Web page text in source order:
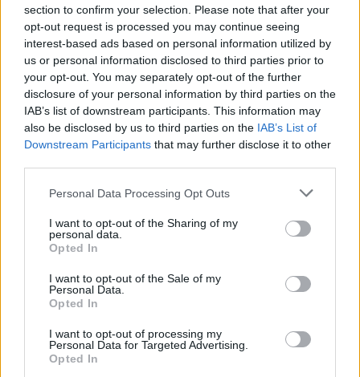
section to confirm your selection. Please note that after your
opt-out request is processed you may continue seeing
interest-based ads based on personal information utilized by
us or personal information disclosed to third parties prior to
your opt-out. You may separately opt-out of the further
disclosure of your personal information by third parties on the
IAB’s list of downstream participants. This information may
also be disclosed by us to third parties on the IAB’s List of
Downstream Participants that may further disclose it to other
Please note that this website/app uses one or more Google
not limited to your visit or usage behaviour. You may click to
grant or deny consent to Google and its third-party tags to
use your data for below specified purposes in below Google
consent section.
Personal Data Processing Opt Outs
I want to opt-out of the Sharing of my
personal data.
Opted In
I want to opt-out of the Sale of my
Personal Data.
Opted In
I want to opt-out of processing my
Personal Data for Targeted Advertising.
Opted In
Ο Κασσελάκης πήγε για κούρεμα στην Ερμού – Δείτε
φωτογραφίες
Ο πρόεδρος του ΣΥΡΙΖΑ χαιρέτησε τους
σκυλάκι